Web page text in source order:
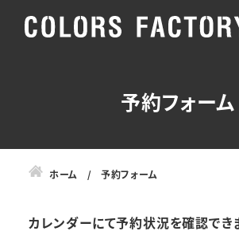
予約フォーム
ホーム 予約フォーム
カレンダーにて予約状況を確認でき